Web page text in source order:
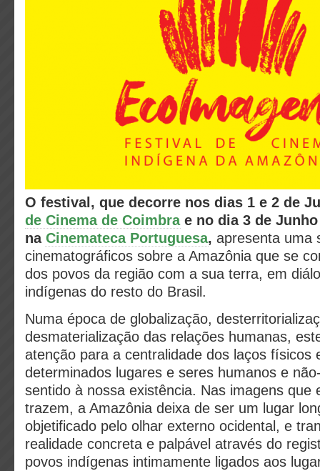
O festival, que decorre nos dias 1 e 2 de
de Cinema de Coimbrae no dia 3 de Junho
na Cinemateca Portuguesa, apresenta uma
cinematográficos sobre a Amazônia que se
dos povos da região com a sua terra, em
indígenas do resto do Brasil.
Numa época de globalização,
desmaterialização das relações humanas,
atenção para a centralidade dos laços físicos
determinados lugares e seres humanos e
sentido à nossa existência. Nas imagens que
trazem, a Amazônia deixa de ser um lugar
objetificado pelo olhar externo ocidental, e
realidade concreta e palpável através do
povos indígenas intimamente ligados aos